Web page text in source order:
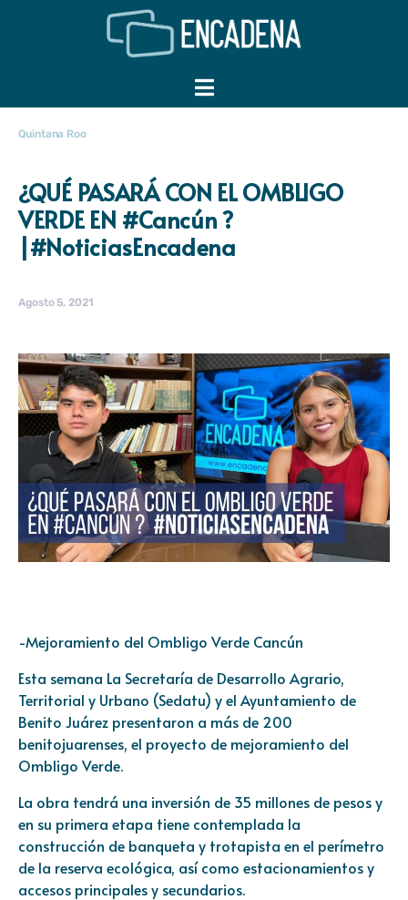
Quintana Roo
¿QUÉ PASARÁ CON EL OMBLIGO
VERDE EN #Cancún ?
|#NoticiasEncadena
Agosto 5, 2021
-Mejoramiento del Ombligo Verde Cancún
Esta semana La Secretaría de Desarrollo Agrario,
Territorial y Urbano (Sedatu) y el Ayuntamiento de
Benito Juárez presentaron a más de 200
benitojuarenses, el proyecto de mejoramiento del
Ombligo Verde.
La obra tendrá una inversión de 35 millones de pesos y
en su primera etapa tiene contemplada la
construcción de banqueta y trotapista en el perímetro
de la reserva ecológica, así como estacionamientos y
accesos principales y secundarios.